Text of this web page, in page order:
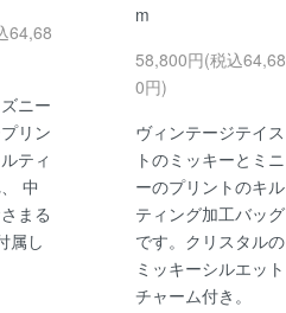
64,68
ニー
リン
ティ
中
まる
属し
m
58,800円(税込64,68
0円)
ヴィンテージテイス
トのミッキーとミニ
ーのプリントのキル
ティング加工バッグ
です。クリスタルの
ミッキーシルエット
チャーム付き。